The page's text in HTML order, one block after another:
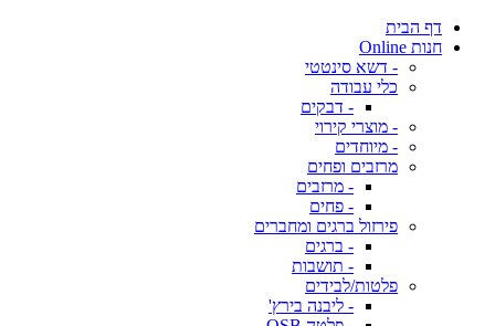
דף הבית
חנות Online
- דשא סינטטי
כלי עבודה
- דבקים
- מוצרי קירוי
- מיוחדים
מרזבים ופחים
- מרזבים
- פחים
פירזול ברגים ומחברים
- ברגים
- תושבות
פלטות/לבידים
- ליבנה בירץ'